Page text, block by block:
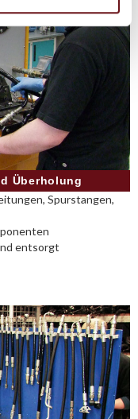
Überholung
Spurstangen,
entsorgt